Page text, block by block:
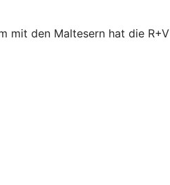
den Maltesern hat die